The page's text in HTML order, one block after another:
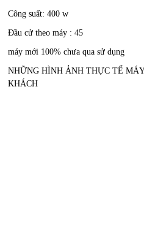
Công suất: 400 w
Đầu cử theo máy : 45
máy mới 100% chưa qua sử dụng
NHỮNG HÌNH ẢNH THỰC TẾ
KHÁCH